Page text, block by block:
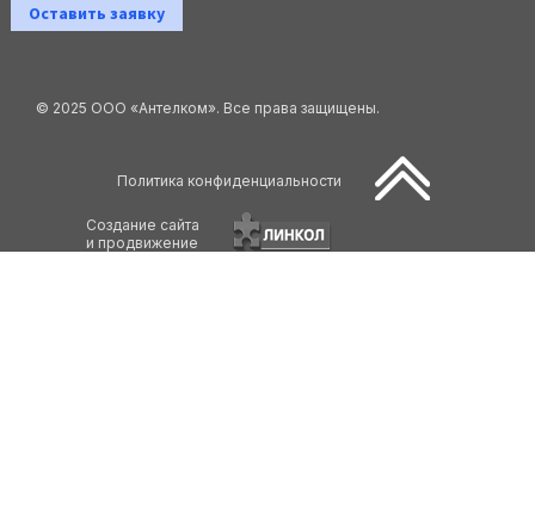
Оставить заявку
© 2025 ООО «Антелком». Все права защищены.
Политика конфиденциальности
Создание сайта
и продвижение